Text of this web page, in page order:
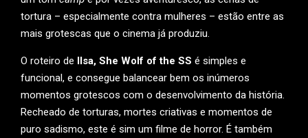
tortura – especialmente contra mulheres – estão entre as
mais grotescas que o cinema já produziu.
O roteiro de Ilsa, She Wolf of the SS é simples e
funcional, e consegue balancear bem os inúmeros
momentos grotescos com o desenvolvimento da história.
Recheado de torturas, mortes criativas e momentos de
puro sadismo, este é sim um filme de horror. É também